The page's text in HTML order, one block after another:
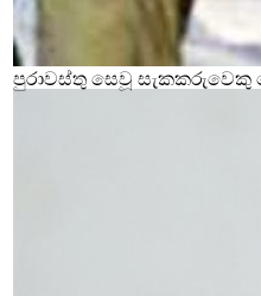
පුරාවස්තු සෙවූ සැකකරුවෙකු